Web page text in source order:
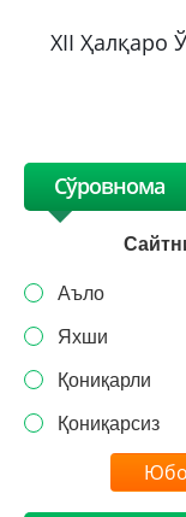
XII Ҳалқаро
Сўровнома
Аъло
Яхши
Қониқарли
Қониқарсиз